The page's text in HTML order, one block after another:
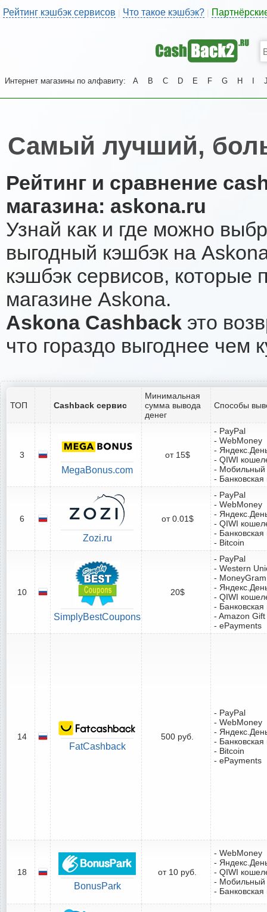
Рейтинг кэшбэк сервисов | Что такое кэшбэк?
Интернет магазины по алфавиту: A B C D E F G H
Самый лучший,
Рейтинг и сравнение
магазина: askona.ru
Узнай как и где можно
выгодный кэшбэк на
кэшбэк сервисов, которые
магазине Askona.
Askona Cashback это
что гораздо выгоднее чем
ТОП Cashback сервис
Минимальная
сумма вывода
денег
Способы
3
MegaBonus.com
от 15$
- PayPal
- WebMoney
-
- QIWI
- Мобильный
-
6
Zozi.ru
от 0.01$
- PayPal
- WebMoney
-
- QIWI
-
- Bitcoin
10
SimplyBestCoupons
20$
- PayPal
- Western
- MoneyGram
-
- QIWI
-
- Amazon
- ePayments
14
FatCashback
500 руб.
- PayPal
- WebMoney
-
-
- Bitcoin
- ePayments
18
BonusPark
от 10 руб.
- WebMoney
-
- QIWI
- Мобильный
-